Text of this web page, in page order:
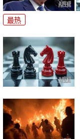
最热